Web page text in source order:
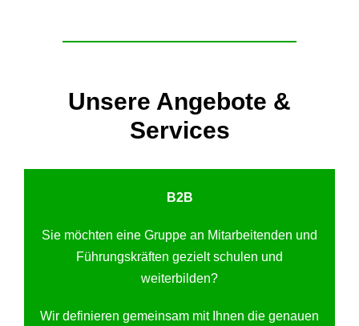
Unsere Angebote &
Services
B2B
Sie möchten eine Gruppe an Mitarbeitenden und
Führungskräften gezielt schulen und
weiterbilden?
Wir definieren gemeinsam mit Ihnen die genauen